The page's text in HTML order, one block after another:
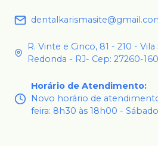
R. Vinte e Cinco, 81 - 210 -
Redonda - RJ- Cep: 27260-160
Horário de Atendimento:
Novo horário de
feira: 8h30 às 18h00 -